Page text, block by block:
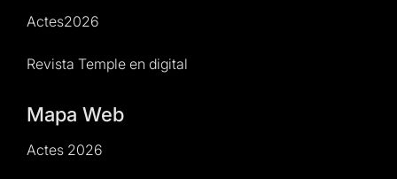
Actes2026
Revista Temple en digital
Mapa Web
Actes 2026